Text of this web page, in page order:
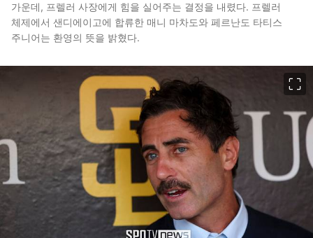
가운데, 프렐러 사장에게 힘을 실어주는 결정을 내렸다. 프렐러
체제에서 샌디에이고에 합류한 매니 마차도와 페르난도 타티스
주니어는 환영의 뜻을 밝혔다.